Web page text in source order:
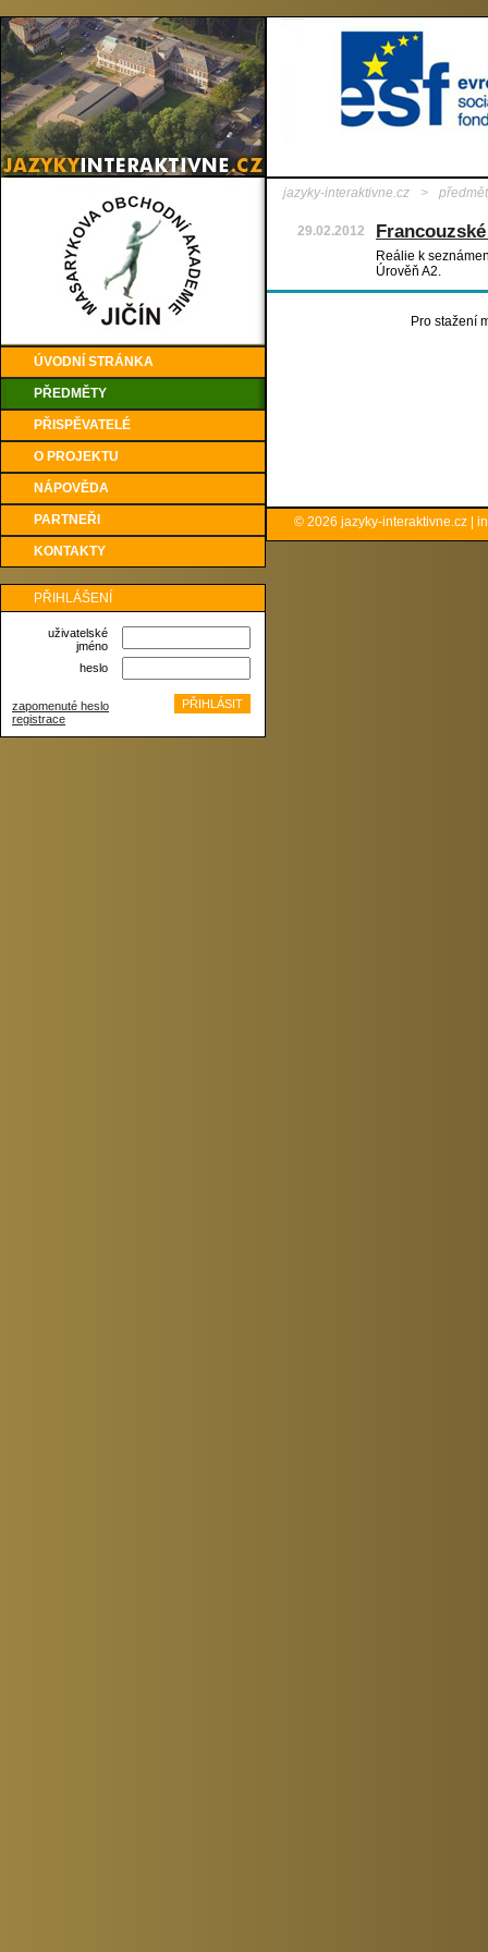
ÚVODNÍ STRÁNKA
PŘEDMĚTY
PŘISPĚVATELÉ
O PROJEKTU
NÁPOVĚDA
PARTNEŘI
KONTAKTY
PŘIHLÁŠENÍ
uživatelské
jméno
heslo
zapomenuté heslo
registrace
jazyky-interaktivne.cz >
29.02.2012
Reálie k
Úrověň A2.
Pro stažení
© 2026 jazyky-interaktivne.cz